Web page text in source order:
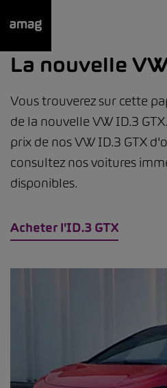
La nouvelle
Acheter l'ID.3 GTX
Vous trouverez sur cette
de la nouvelle VW ID.3
prix de nos VW ID.3 GTX
consultez nos voitures
disponibles.